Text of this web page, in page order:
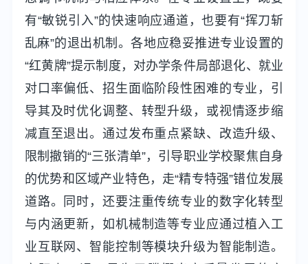
有“敏锐引入”的快速响应通道，也要有“挥刀斩
乱麻”的退出机制。各地应稳妥推进专业设置的
“红黄牌”提示制度，对办学条件局部退化、就业
对口率偏低、招生面临阶段性困难的专业，引
导其及时优化调整、转型升级，或视情逐步缩
减直至退出。通过发布重点紧缺、改造升级、
限制撤销的“三张清单”，引导职业学校聚焦自身
的优势和区域产业特色，走“精专特强”错位发展
道路。同时，还要注重传统专业的数字化转型
与内涵更新，如机械制造等专业应通过植入工
业互联网、智能控制等模块升级为智能制造。